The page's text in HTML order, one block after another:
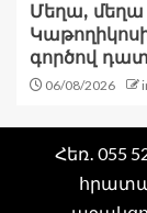
Մեղա, մեղա
գործով
06/08/2026
Հեռ․ 055